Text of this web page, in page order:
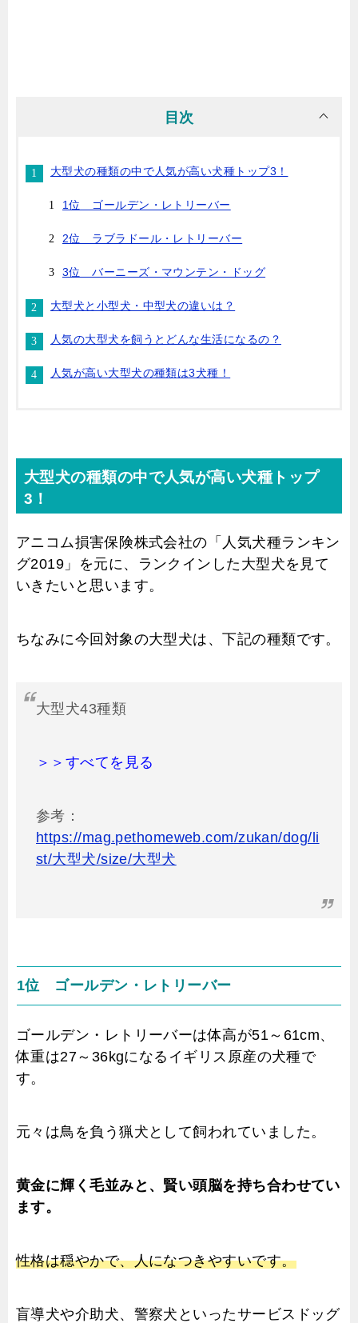
目次
大型犬の種類の中で人気が高い犬種トップ3！
1位 ゴールデン・レトリーバー
2位 ラブラドール・レトリーバー
3位 バーニーズ・マウンテン・ドッグ
大型犬と小型犬・中型犬の違いは？
人気の大型犬を飼うとどんな生活になるの？
人気が高い大型犬の種類は3犬種！
大型犬の種類の中で人気が高い犬種トップ
3！
アニコム損害保険株式会社の「人気犬種ランキン
グ2019」を元に、ランクインした大型犬を見て
いきたいと思います。
ちなみに今回対象の大型犬は、下記の種類です。
大型犬43種類
＞＞すべてを見る
参考：
https://mag.pethomeweb.com/zukan/dog/li
st/大型犬/size/大型犬
1位 ゴールデン・レトリーバー
ゴールデン・レトリーバーは体高が51～61cm、
体重は27～36kgになるイギリス原産の犬種で
す。
元々は鳥を負う猟犬として飼われていました。
黄金に輝く毛並みと、賢い頭脳を持ち合わせてい
ます。
性格は穏やかで、人になつきやすいです。
盲導犬や介助犬、警察犬といったサービスドッグ